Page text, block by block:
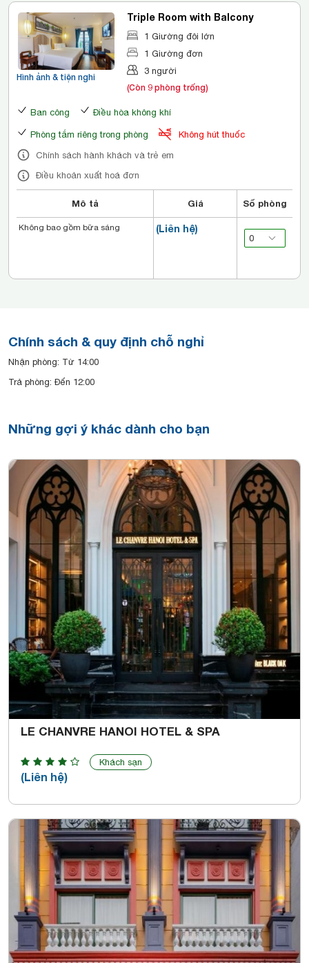
Hình ảnh & tiện nghi
Triple Room with Balcony
1 Giường đôi lớn
1 Giường đơn
3 người
(Còn 9 phòng trống)
Ban công Điều hòa không khí
Phòng tắm riêng trong phòng
Không hút thuốc
Chính sách hành khách và trẻ em
Điều khoản xuất hoá đơn
Mô tả Giá Số phòng
(Liên hệ)
Không bao gồm bữa sáng
Chính sách & quy định chỗ nghỉ
Nhận phòng: Từ 14:00
Trả phòng: Đến 12:00
Những gợi ý khác dành cho bạn
LE CHANVRE HANOI HOTEL & SPA
Khách sạn
(Liên hệ)